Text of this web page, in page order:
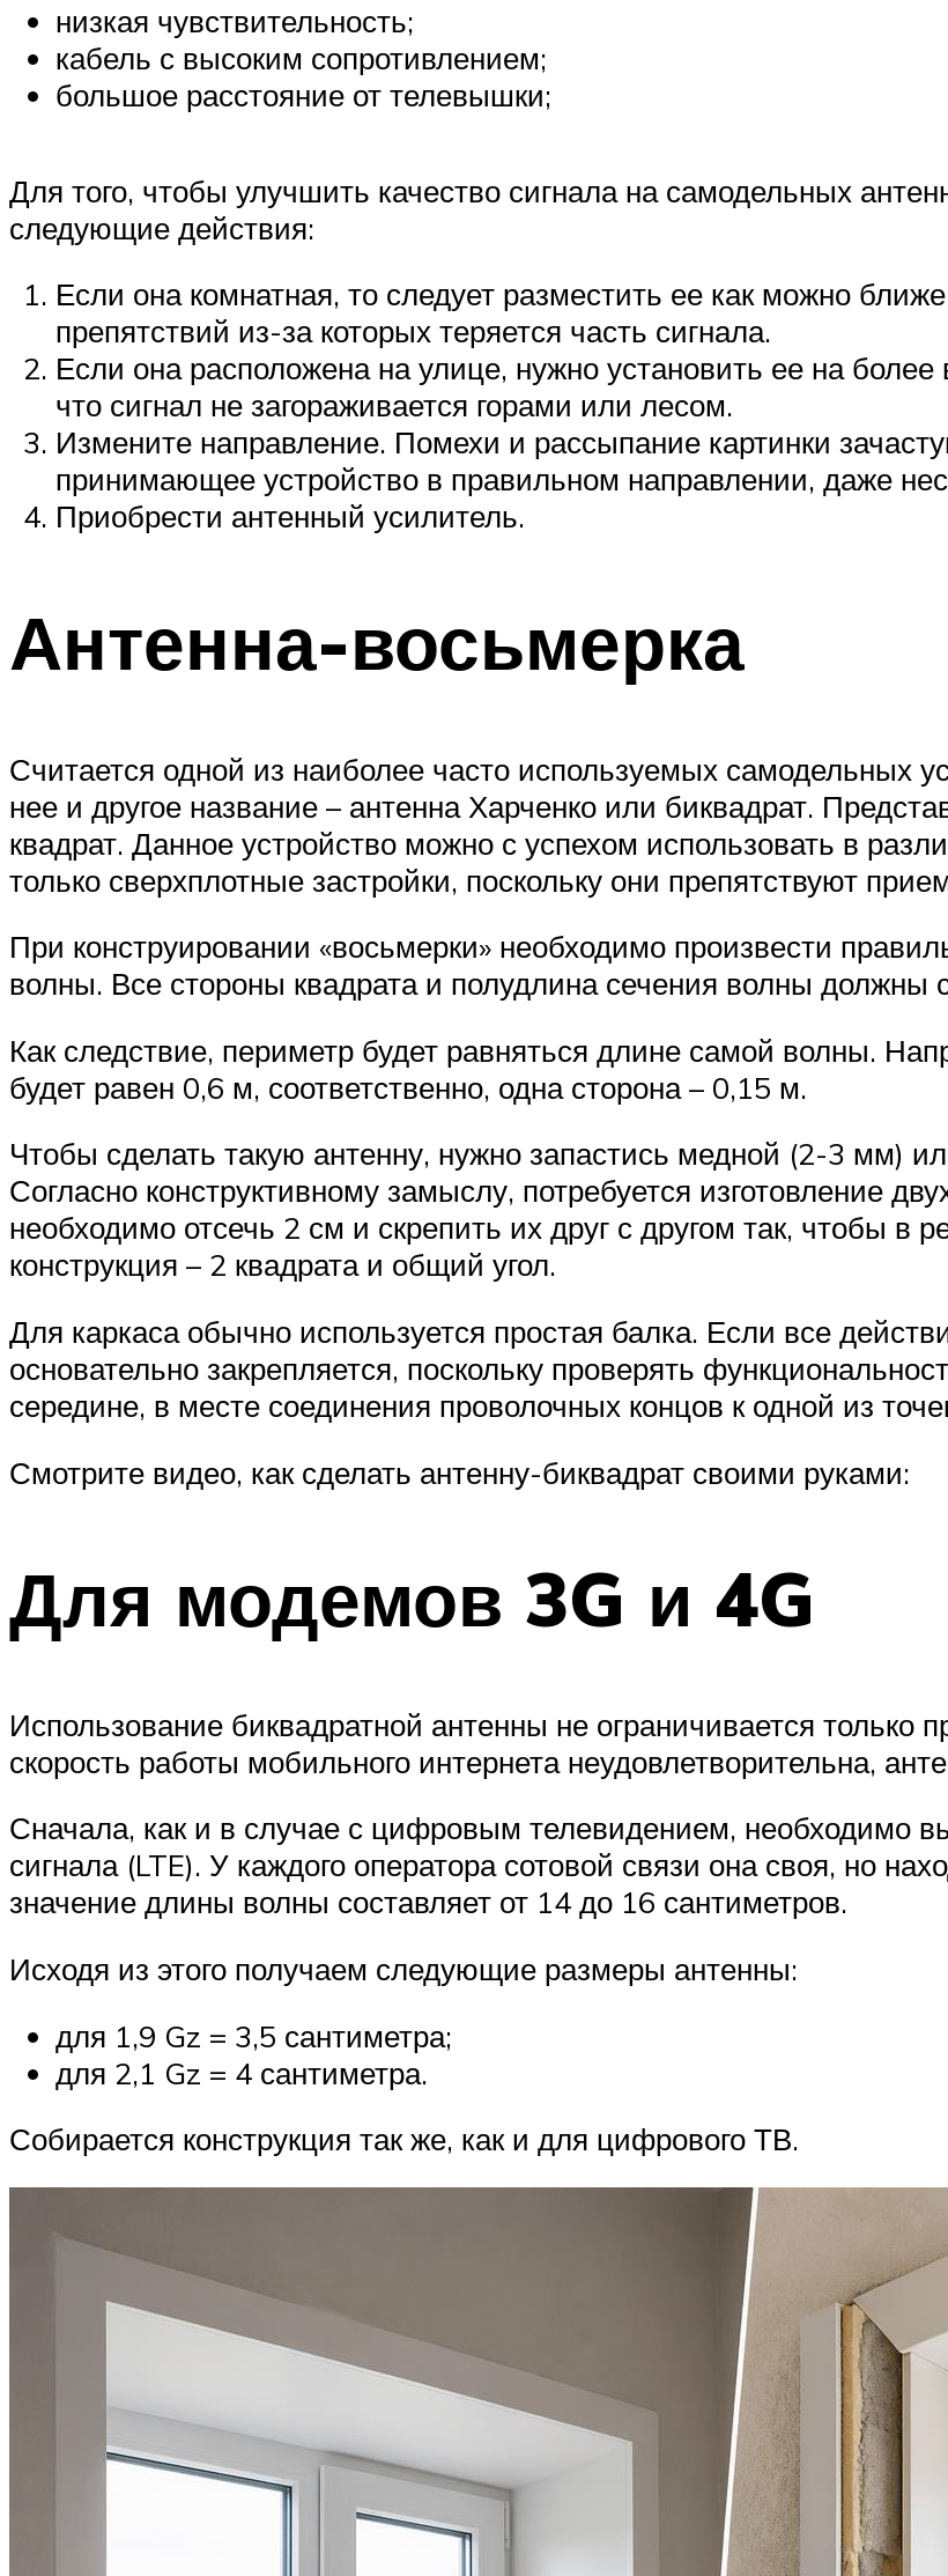
низкая чувствительность;
кабель с высоким сопротивлением;
большое расстояние от телевышки;
Для того, чтобы улучшить качество сигнала на самодельных
следующие действия:
Если она комнатная, то следует разместить ее как можно
препятствий из-за которых теряется часть сигнала.
Если она расположена на улице, нужно установить ее на
что сигнал не загораживается горами или лесом.
Измените направление. Помехи и рассыпание картинки
принимающее устройство в правильном направлении, даже
Приобрести антенный усилитель.
Антенна-восьмерка
Считается одной из наиболее часто используемых самодельных
нее и другое название – антенна Харченко или биквадрат.
квадрат. Данное устройство можно с успехом использовать в
только сверхплотные застройки, поскольку они препятствуют
При конструировании «восьмерки» необходимо произвести
волны. Все стороны квадрата и полудлина сечения волны должны
Как следствие, периметр будет равняться длине самой волны.
будет равен 0,6 м, соответственно, одна сторона – 0,15 м.
Чтобы сделать такую антенну, нужно запастись медной (2-3 мм)
Согласно конструктивному замыслу, потребуется изготовление
необходимо отсечь 2 см и скрепить их друг с другом так, чтобы в
конструкция – 2 квадрата и общий угол.
Для каркаса обычно используется простая балка. Если все
основательно закрепляется, поскольку проверять
середине, в месте соединения проволочных концов к одной из
Смотрите видео, как сделать антенну-биквадрат своими руками:
Для модемов 3G и 4G
Использование биквадратной антенны не ограничивается только
скорость работы мобильного интернета неудовлетворительна,
Сначала, как и в случае с цифровым телевидением, необходимо
сигнала (LTE). У каждого оператора сотовой связи она своя, но
значение длины волны составляет от 14 до 16 сантиметров.
Исходя из этого получаем следующие размеры антенны:
для 1,9 Gz = 3,5 сантиметра;
для 2,1 Gz = 4 сантиметра.
Собирается конструкция так же, как и для цифрового ТВ.